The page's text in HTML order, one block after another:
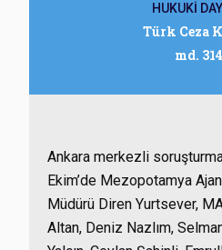
HUKUKİ
Türk Ceza
md.
Ankara merkezli
Ekim’de Mezopotamya
Müdürü Diren Yurtsever,
Altan, Deniz Nazlım,